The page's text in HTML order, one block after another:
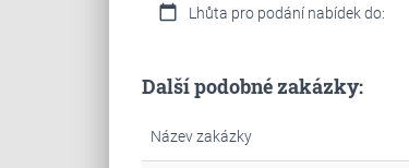
calendar_today Lhůta pro podání nabídek do:
Další podobné zakázky:
Název zakázky